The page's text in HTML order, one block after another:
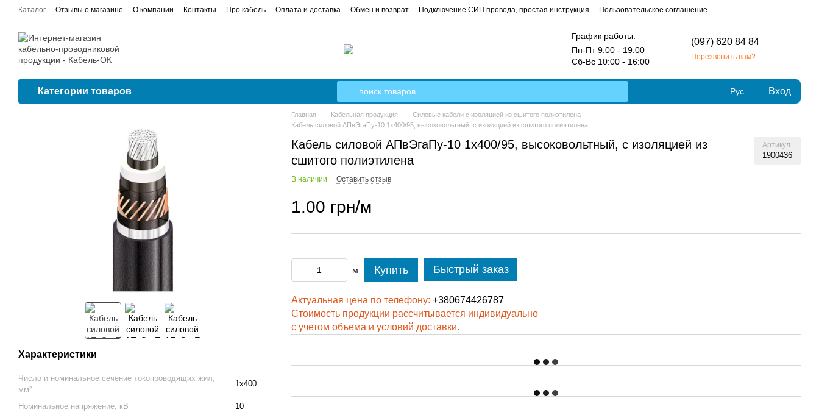
Перейти к основному контенту
Каталог Отзывы о магазине О компании Контакты Про кабель Оплата и доставка Обмен и возврат Подключение СИП провода, простая инструкция
Пользовательское соглашение
График работы:
Пн-Пт 9:00 - 19:00
Сб-Вс 10:00 - 16:00
(097) 620 84 84
Перезвонить вам?
Категории товаров Рус Вход
Характеристики
Число и номинальное сечение токопроводящих жил,
мм²
1x400
Номинальное напряжение, кВ
10
Главная Кабельная продукция
Силовые кабели с изоляцией из сшитого полиэтилена
Кабель силовой АПвЭгаПу-10 1x400/95, высоковольтный, с изоляцией из сшитого полиэтилена
Кабель силовой АПвЭгаПу-10 1x400/95, высоковольтный, с изоляцией из
сшитого полиэтилена
Артикул
1900436
В наличии Оставить отзыв
1.00 грн/м
м Купить Быстрый заказ
Актуальная цена по телефону: +380674426787
Стоимость продукции рассчитывается индивидуально
с учетом объема и условий доставки.